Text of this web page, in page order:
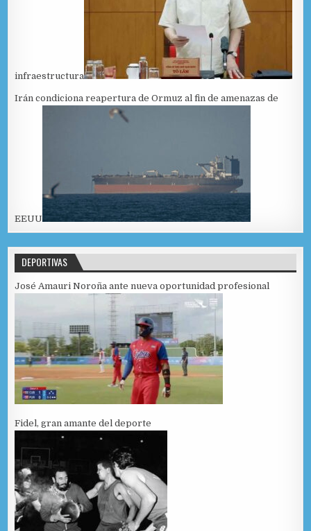
infraestructura
Irán condiciona reapertura de Ormuz al fin de amenazas de
EEUU
DEPORTIVAS
José Amauri Noroña ante nueva oportunidad profesional
Fidel, gran amante del deporte